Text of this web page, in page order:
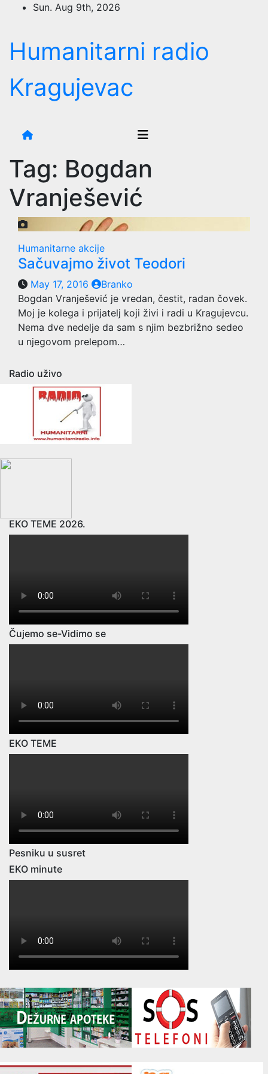
Sun. Aug 9th, 2026
Humanitarni radio
Kragujevac
Tag: Bogdan
Vranješević
Humanitarne akcije
Sačuvajmo život Teodori
May 17, 2016
Branko
Bogdan Vranješević je vredan, čestit, radan čovek.
Moj je kolega i prijatelj koji živi i radi u Kragujevcu.
Nema dve nedelje da sam s njim bezbrižno sedeo
u njegovom prelepom…
Radio uživo
EKO TEME 2026.
Čujemo se-Vidimo se
EKO TEME
Pesniku u susret
EKO minute